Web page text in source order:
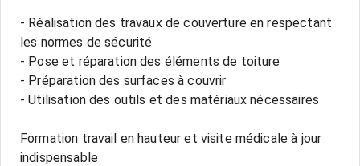
- Réalisation des travaux de couverture en respectant
les normes de sécurité
- Pose et réparation des éléments de toiture
- Préparation des surfaces à couvrir
- Utilisation des outils et des matériaux nécessaires
Formation travail en hauteur et visite médicale à jour
indispensable